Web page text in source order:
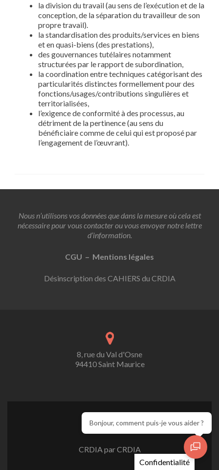
la division du travail (au sens de l’exécution et de la
conception, de la séparation du travailleur de son
propre travail).
la standardisation des produits/services en biens
et en quasi-biens (des prestations),
des gouvernances tutélaires notamment
structurées par le rapport de subordination,
la coordination entre techniques catégorisant des
particularités distinctes formellement pour des
fonctions/usages/contributions singulières et
territorialisées,
l’exigence de conformité à des processus, au
détriment de la pertinence (au sens du
bénéficiaire comme de celui qui est proposé par
l’engagement de l’œuvrant).
Nous n’utilisons vos données que dans la mesure où cela est
nécessaire pour vous contacter ou vous envoyer notre lettre
d’information.
CGU – Mentions légales
Désinscription des CAHIERS du CRDIA
8, rue du Val d'Osne
94410 Saint Maurice
CRDIA par CRDIA
Bonjour, comment puis-je vous aider ?
Confidentialité